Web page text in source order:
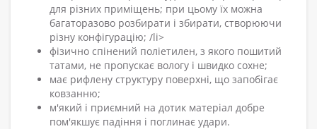
для різних приміщень; при цьому їх можна
багаторазово розбирати і збирати, створюючи
різну конфігурацію; /li>
фізично спінений поліетилен, з якого пошитий
татами, не пропускає вологу і швидко сохне;
має рифлену структуру поверхні, що запобігає
ковзанню;
м'який і приємний на дотик матеріал добре
пом'якшує падіння і поглинає удари.